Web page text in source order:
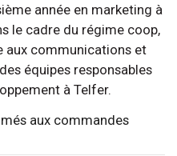
année en marketing à
le cadre du régime coop,
aux communications et
équipes responsables
à Telfer.
aux commandes